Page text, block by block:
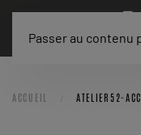
Passer au contenu
ACCUEIL ATELIER52-